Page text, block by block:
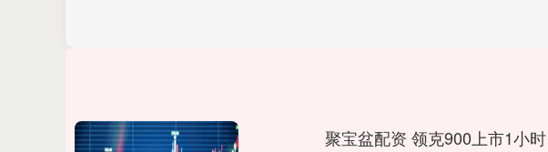
聚宝盆配资 领克900上市1小